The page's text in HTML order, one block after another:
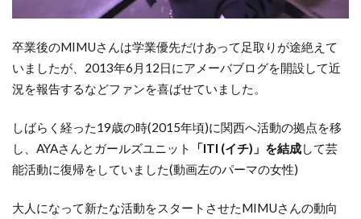
卒業後のMIMUさんは学業優先だけあって足取りが途絶えて
いましたが、2013年6月12日にアメーバブログを開設して近
況を報告するなどファンを喜ばせていました。
しばらく経った19歳の時(2015年頃)に関西へ活動の拠点を移
し、AYAさんとガールズユニット
「ITI (イチ)」を結成して芸
能活動に復帰をしていました(動画左のパーマの女性)
大人になって新たな活動をスタートさせたMIMUさんの動向